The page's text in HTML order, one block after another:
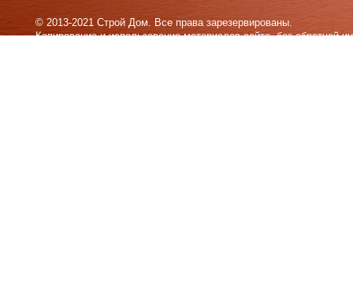
© 2013-2021 Строй Дом. Все права зарезервированы.
Копирование и использование материалов сайта, без обратной